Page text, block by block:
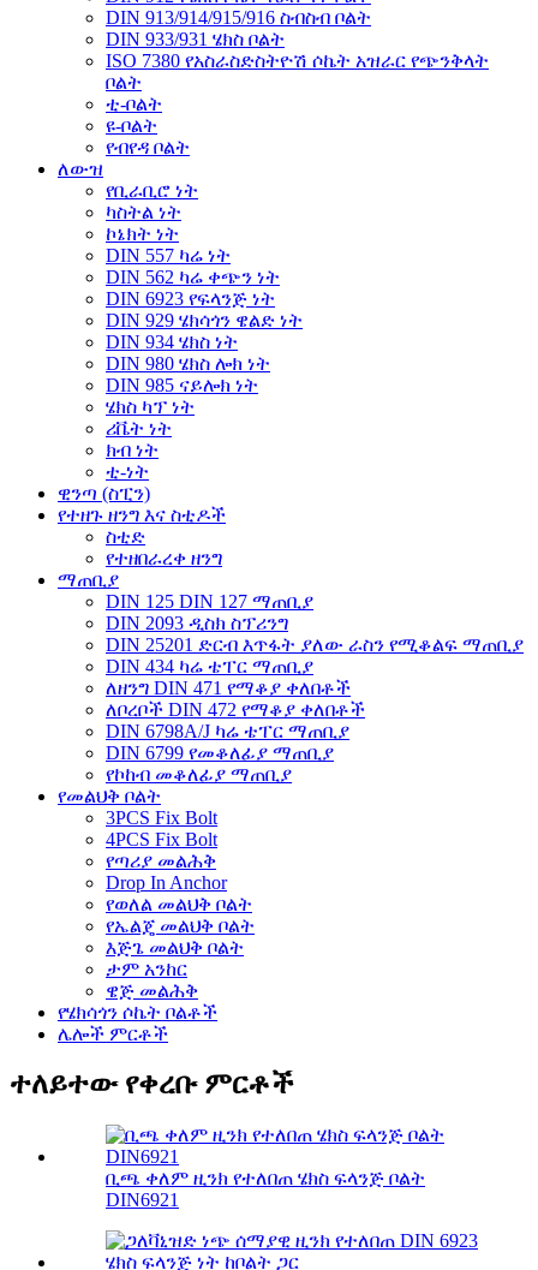
DIN 913/914/915/916 ስብስብ ቦልት
DIN 933/931 ሄክስ ቦልት
ISO 7380 የአስራስድስትዮሽ ሶኬት አዝራር የጭንቅላት
ቦልት
ቲ-ቦልት
ዩ-ቦልት
የብየዳ ቦልት
ለውዝ
የቢራቢሮ ነት
ካስትል ነት
ኮኔክት ነት
DIN 557 ካሬ ነት
DIN 562 ካሬ ቀጭን ነት
DIN 6923 የፍላንጅ ነት
DIN 929 ሄክሳጎን ዌልድ ነት
DIN 934 ሄክስ ነት
DIN 980 ሄክስ ሎክ ነት
DIN 985 ናይሎክ ነት
ሄክስ ካፕ ነት
ሪቬት ነት
ክብ ነት
ቲ-ነት
ዊንጣ (ስፒን)
የተዘጉ ዘንግ እና ስቲዶች
ስቲድ
የተዘበራረቀ ዘንግ
ማጠቢያ
DIN 125 DIN 127 ማጠቢያ
DIN 2093 ዲስክ ስፕሪንግ
DIN 25201 ድርብ እጥፋት ያለው ራስን የሚቆልፍ ማጠቢያ
DIN 434 ካሬ ቴፐር ማጠቢያ
ለዘንግ DIN 471 የማቆያ ቀለበቶች
ለቦረቦች DIN 472 የማቆያ ቀለበቶች
DIN 6798A/J ካሬ ቴፐር ማጠቢያ
DIN 6799 የመቆለፊያ ማጠቢያ
የኮከብ መቆለፊያ ማጠቢያ
የመልህቅ ቦልት
3PCS Fix Bolt
4PCS Fix Bolt
የጣሪያ መልሕቅ
Drop In Anchor
የወለል መልህቅ ቦልት
የኤልጄ መልህቅ ቦልት
እጅጌ መልህቅ ቦልት
ታም አንከር
ዌጅ መልሕቅ
የሄክሳጎን ሶኬት ቦልቶች
ሌሎች ምርቶች
ተለይተው የቀረቡ ምርቶች
ቢጫ ቀለም ዚንክ የተለበጠ ሄክስ ፍላንጅ ቦልት
DIN6921